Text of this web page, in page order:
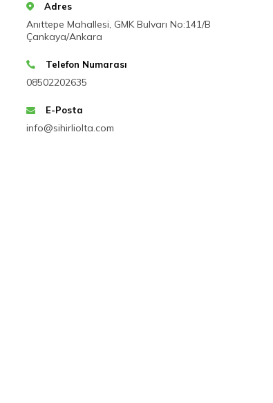
Adres
Anıttepe Mahallesi, GMK Bulvarı No:141/B
Çankaya/Ankara
Telefon Numarası
08502202635
E-Posta
info@sihirliolta.com